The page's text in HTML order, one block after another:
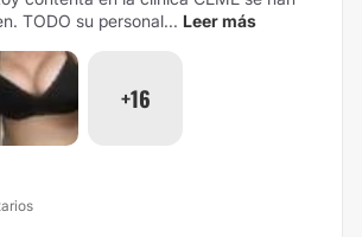
TODO su personal... Leer más
+16